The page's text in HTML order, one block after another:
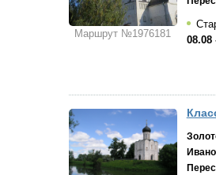
Маршрут №1976181
08.08